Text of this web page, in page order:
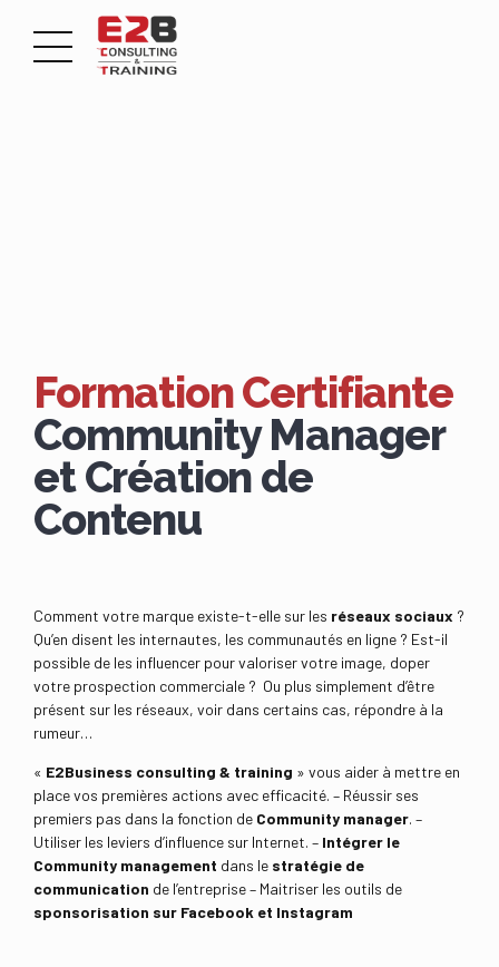
Formation Certifiante
Community Manager
et Création de
Contenu
Comment votre marque existe-t-elle sur les réseaux sociaux ?
Qu’en disent les internautes, les communautés en ligne ? Est-il
possible de les influencer pour valoriser votre image, doper
votre prospection commerciale ? Ou plus simplement d’être
présent sur les réseaux, voir dans certains cas, répondre à la
rumeur…
« E2Business consulting & training » vous aider à mettre en
place vos premières actions avec efficacité. – Réussir ses
premiers pas dans la fonction de Community manager. –
Utiliser les leviers d’influence sur Internet. – Intégrer le
Community management dans le stratégie de
communication de l’entreprise – Maitriser les outils de
sponsorisation sur Facebook et Instagram